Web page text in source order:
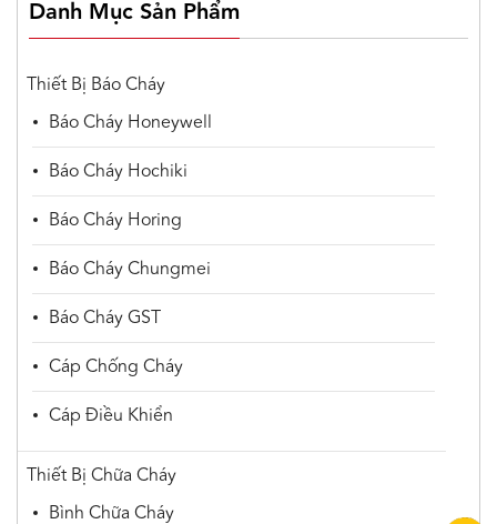
Danh Mục Sản Phẩm
Thiết Bị Báo Cháy
Báo Cháy Honeywell
Báo Cháy Hochiki
Báo Cháy Horing
Báo Cháy Chungmei
Báo Cháy GST
Cáp Chống Cháy
Cáp Điều Khiển
Thiết Bị Chữa Cháy
Bình Chữa Cháy